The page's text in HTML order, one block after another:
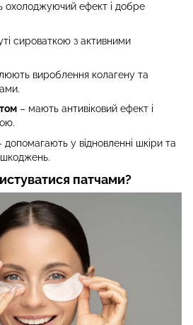
охолоджуючий ефект і добре
сироваткою з активними
вироблення колагену та
– мають антивіковий ефект і
допомагають у відновленні шкіри та
патчами?